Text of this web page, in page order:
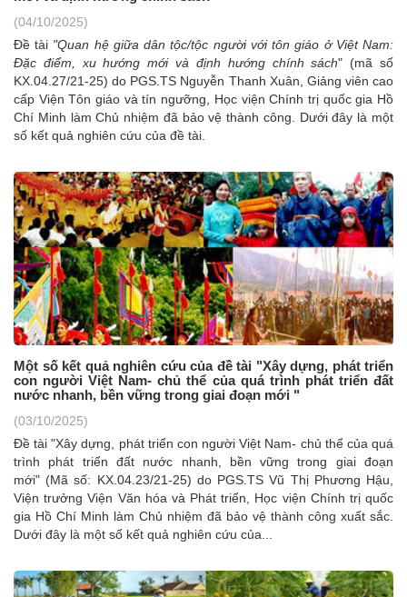
(04/10/2025)
Đề tài "Quan hệ giữa dân tộc/tộc người với tôn giáo ở Việt Nam:
Đặc điểm, xu hướng mới và định hướng chính sách" (mã số
KX.04.27/21-25) do PGS.TS Nguyễn Thanh Xuân, Giảng viên cao
cấp Viện Tôn giáo và tín ngưỡng, Học viện Chính trị quốc gia Hồ
Chí Minh làm Chủ nhiệm đã bảo vệ thành công. Dưới đây là một
số kết quả nghiên cứu của đề tài.
Một số kết quả nghiên cứu của đề tài "Xây dựng, phát triển
con người Việt Nam- chủ thể của quá trình phát triển đất
nước nhanh, bền vững trong giai đoạn mới "
(03/10/2025)
Đề tài "Xây dựng, phát triển con người Việt Nam- chủ thể của quá
trình phát triển đất nước nhanh, bền vững trong giai đoạn
mới" (Mã số: KX.04.23/21-25) do PGS.TS Vũ Thị Phương Hậu,
Viện trưởng Viện Văn hóa và Phát triển, Học viện Chính trị quốc
gia Hồ Chí Minh làm Chủ nhiệm đã bảo vệ thành công xuất sắc.
Dưới đây là một số kết quả nghiên cứu của...